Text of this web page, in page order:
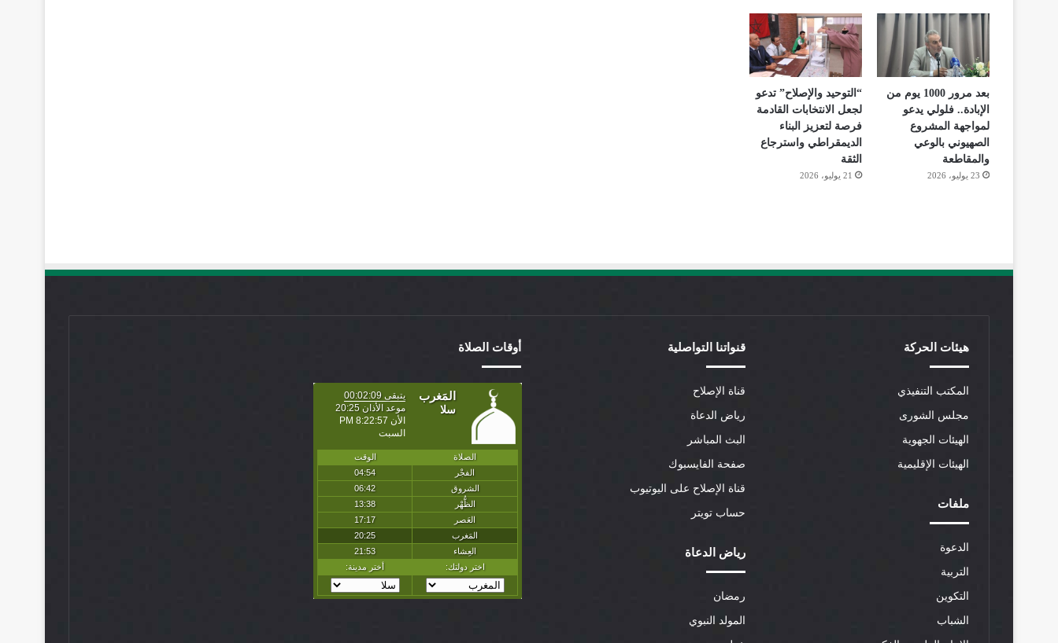
بعد مرور 1000 يوم من
الإبادة.. فلولي يدعو
لمواجهة المشروع
الصهيوني بالوعي
والمقاطعة
23 يوليو، 2026
“التوحيد والإصلاح” تدعو
لجعل الانتخابات القادمة
فرصة لتعزيز البناء
الديمقراطي واسترجاع
الثقة
21 يوليو، 2026
هيئات الحركة
المكتب التنفيذي
مجلس الشورى
الهيئات الجهوية
الهيئات الإقليمية
ملفات
الدعوة
التربية
التكوين
الشباب
قنواتنا التواصلية
قناة الإصلاح
رياض الدعاة
البث المباشر
صفحة الفايسبوك
قناة الإصلاح على اليوتيوب
حساب تويتر
رياض الدعاة
رمضان
المولد النبوي
أوقات الصلاة